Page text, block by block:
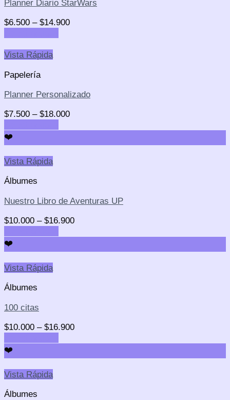
Planner Diario StarWars
$6.500 – $14.900
Vista Rápida
Papelería
Planner Personalizado
$7.500 – $18.000
❤️
Vista Rápida
Álbumes
Nuestro Libro de Aventuras UP
$10.000 – $16.900
❤️
Vista Rápida
Álbumes
100 citas
$10.000 – $16.900
❤️
Vista Rápida
Álbumes